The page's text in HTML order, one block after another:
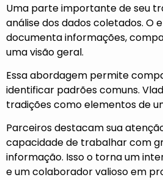
Uma parte importante de seu
análise dos dados coletados. O
documenta informações,
uma visão geral.
Essa abordagem permite
identificar padrões comuns.
tradições como elementos de
Parceiros destacam sua
capacidade de trabalhar com
informação. Isso o torna um
e um colaborador valioso em